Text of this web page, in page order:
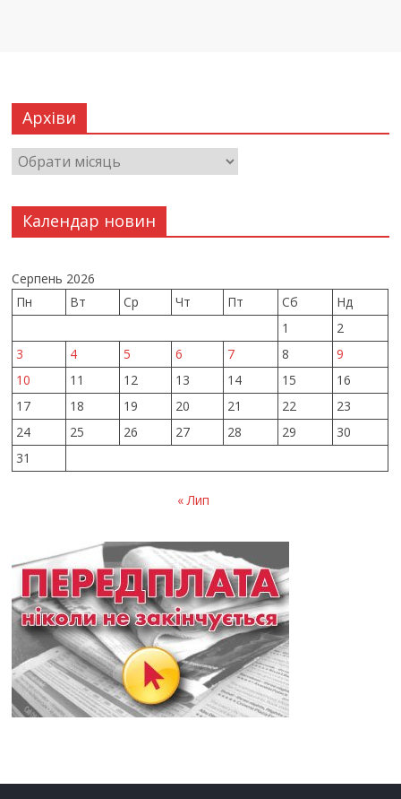
Архіви
Календар новин
Серпень 2026
Пн
Вт Ср Чт Пт Сб
Нд
1
2
3
4 5 6 7 8
9
10
11 12 13 14 15
16
17
18 19 20 21 22
23
24
25 26 27 28 29
30
31
« Лип